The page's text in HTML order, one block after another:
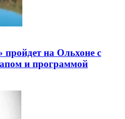
на Ольхоне с
и программой